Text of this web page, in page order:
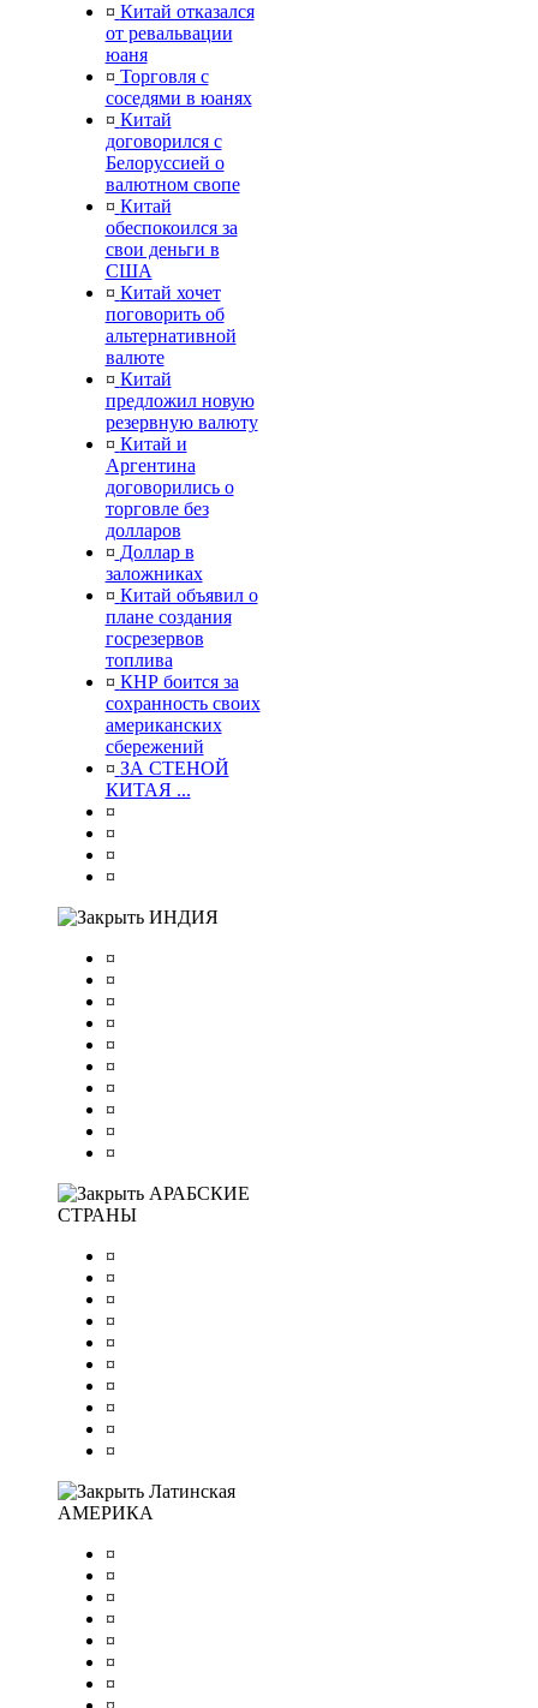
¤ Китай отказался
от ревальвации
юаня
¤ Торговля с
соседями в юанях
¤ Китай
договорился с
Белоруссией о
валютном свопе
¤ Китай
обеспокоился за
свои деньги в
США
¤ Китай хочет
поговорить об
альтернативной
валюте
¤ Китай
предложил новую
резервную валюту
¤ Китай и
Аргентина
договорились о
торговле без
долларов
¤ Доллар в
заложниках
¤ Китай объявил о
плане создания
госрезервов
топлива
¤ КНР боится за
сохранность своих
американских
сбережений
¤ ЗА СТЕНОЙ
КИТАЯ ...
¤
¤
¤
¤
ИНДИЯ
¤
¤
¤
¤
¤
¤
¤
¤
¤
¤
АРАБСКИЕ
СТРАНЫ
¤
¤
¤
¤
¤
¤
¤
¤
¤
¤
Латинская
АМЕРИКА
¤
¤
¤
¤
¤
¤
¤